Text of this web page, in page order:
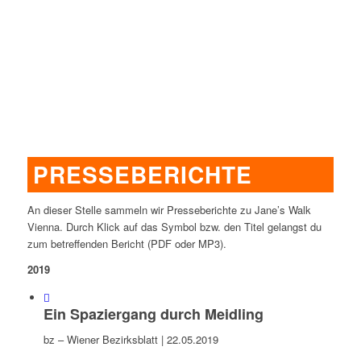
PRESSEBERICHTE
An dieser Stelle sammeln wir Presseberichte zu Jane’s Walk
Vienna. Durch Klick auf das Symbol bzw. den Titel gelangst du
zum betreffenden Bericht (PDF oder MP3).
2019
Ein Spaziergang durch Meidling
bz – Wiener Bezirksblatt | 22.05.2019